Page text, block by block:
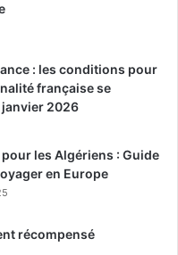
: les conditions pour
française se
2026
les Algériens : Guide
en Europe
récompensé